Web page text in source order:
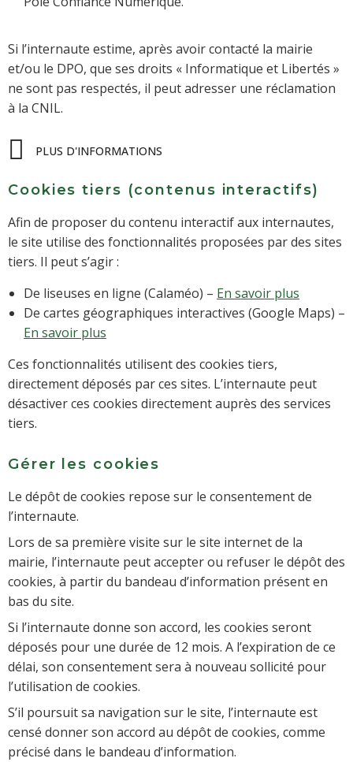
Si l’internaute estime, après avoir contacté la mairie
et/ou le DPO, que ses droits « Informatique et Libertés »
ne sont pas respectés, il peut adresser une réclamation
à la CNIL.
PLUS D'INFORMATIONS
Cookies tiers (contenus interactifs)
Afin de proposer du contenu interactif aux internautes,
le site utilise des fonctionnalités proposées par des sites
tiers. Il peut s’agir :
De liseuses en ligne (Calaméo) – En savoir plus
De cartes géographiques interactives (Google Maps) –
En savoir plus
Ces fonctionnalités utilisent des cookies tiers,
directement déposés par ces sites. L’internaute peut
désactiver ces cookies directement auprès des services
tiers.
Gérer les cookies
Le dépôt de cookies repose sur le consentement de
l’internaute.
Lors de sa première visite sur le site internet de la
mairie, l’internaute peut accepter ou refuser le dépôt des
cookies, à partir du bandeau d’information présent en
bas du site.
Si l’internaute donne son accord, les cookies seront
déposés pour une durée de 12 mois. A l’expiration de ce
délai, son consentement sera à nouveau sollicité pour
l’utilisation de cookies.
S’il poursuit sa navigation sur le site, l’internaute est
censé donner son accord au dépôt de cookies, comme
précisé dans le bandeau d’information.